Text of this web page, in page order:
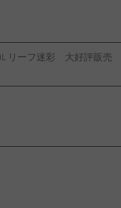
リーフ迷彩 大好評販売